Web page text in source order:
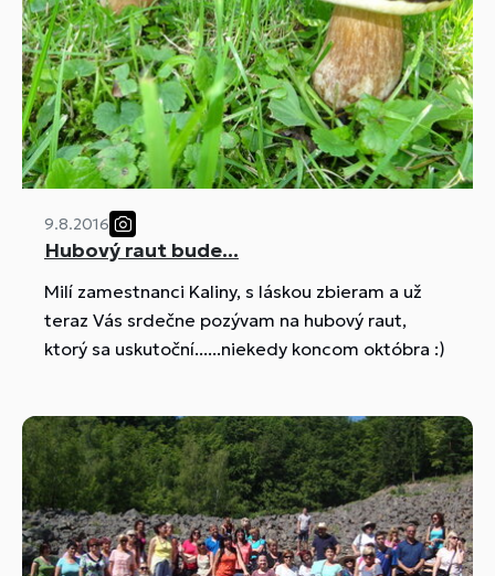
9.8.2016
Hubový raut bude...
Milí zamestnanci Kaliny, s láskou zbieram a už
teraz Vás srdečne pozývam na hubový raut,
ktorý sa uskutoční......niekedy koncom októbra :)